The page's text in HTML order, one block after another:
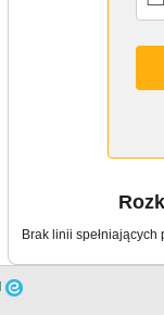
Brak linii spełniających